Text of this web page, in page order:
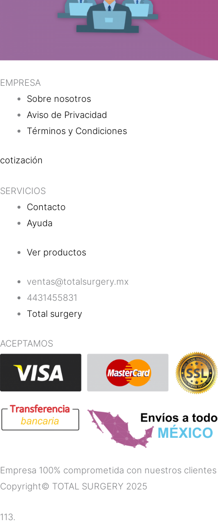
EMPRESA
Sobre nosotros
Aviso de Privacidad
Términos y Condiciones
cotización
SERVICIOS
Contacto
Ayuda
Ver productos
ventas@totalsurgery.mx
4431455831
Total surgery
ACEPTAMOS
Empresa 100% comprometida con nuestros clientes
Copyright© TOTAL SURGERY 2025
113.